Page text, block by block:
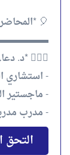
🎈
🙋🏻‍♀️ *د.
- استشاري
- ماجستير
- مدرب
التحق